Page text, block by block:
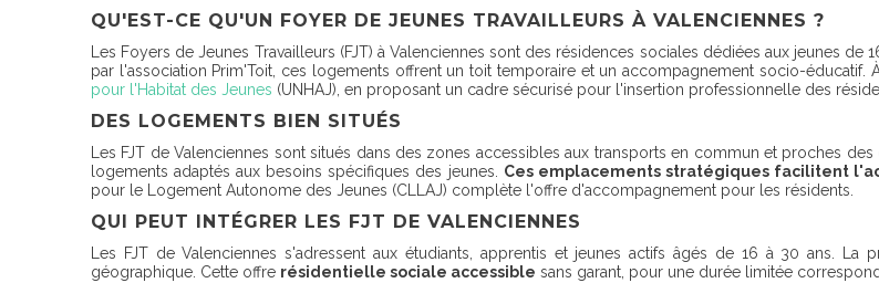
QU'EST-CE QU'UN FOYER DE JEUNES TRAVAILLEURS À VALENCIENNES ?
Les Foyers de Jeunes Travailleurs (FJT) à Valenciennes sont des résidences sociales dédiées aux jeunes de
par l'association Prim'Toit, ces logements offrent un toit temporaire et un accompagnement socio-éducatif.
pour l'Habitat des Jeunes (UNHAJ), en proposant un cadre sécurisé pour l'insertion professionnelle des
DES LOGEMENTS BIEN SITUÉS
Les FJT de Valenciennes sont situés dans des zones accessibles aux transports en commun et proches
logements adaptés aux besoins spécifiques des jeunes. Ces emplacements stratégiques facilitent
pour le Logement Autonome des Jeunes (CLLAJ) complète l'offre d'accompagnement pour les résidents.
QUI PEUT INTÉGRER LES FJT DE VALENCIENNES
Les FJT de Valenciennes s'adressent aux étudiants, apprentis et jeunes actifs âgés de 16 à 30 ans.
géographique. Cette offre résidentielle sociale accessible sans garant, pour une durée limitée